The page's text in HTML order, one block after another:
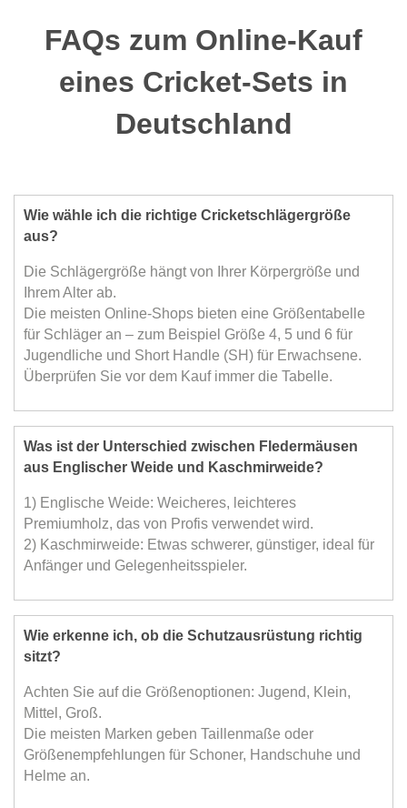
FAQs zum Online-Kauf
eines Cricket-Sets in
Deutschland
Wie wähle ich die richtige Cricketschlägergröße
aus?
Die Schlägergröße hängt von Ihrer Körpergröße und
Ihrem Alter ab.
Die meisten Online-Shops bieten eine Größentabelle
für Schläger an – zum Beispiel Größe 4, 5 und 6 für
Jugendliche und Short Handle (SH) für Erwachsene.
Überprüfen Sie vor dem Kauf immer die Tabelle.
Was ist der Unterschied zwischen Fledermäusen
aus Englischer Weide und Kaschmirweide?
1) Englische Weide: Weicheres, leichteres
Premiumholz, das von Profis verwendet wird.
2) Kaschmirweide: Etwas schwerer, günstiger, ideal für
Anfänger und Gelegenheitsspieler.
Wie erkenne ich, ob die Schutzausrüstung richtig
sitzt?
Achten Sie auf die Größenoptionen: Jugend, Klein,
Mittel, Groß.
Die meisten Marken geben Taillenmaße oder
Größenempfehlungen für Schoner, Handschuhe und
Helme an.